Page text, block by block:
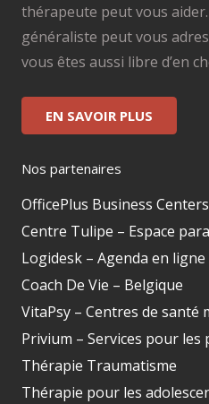
thérapeute peut vous
généraliste peut vous
vous êtes aussi libre d’en
EN SAVOIR PLUS
Nos partenaires
OfficePlus Business Centers
Centre Tulipe – Espace
Logidesk – Agenda en
Coach De Vie – Belgique
VitaPsy – Centres de santé
Privium – Services pour
Thérapie Traumatisme
Thérapie pour les